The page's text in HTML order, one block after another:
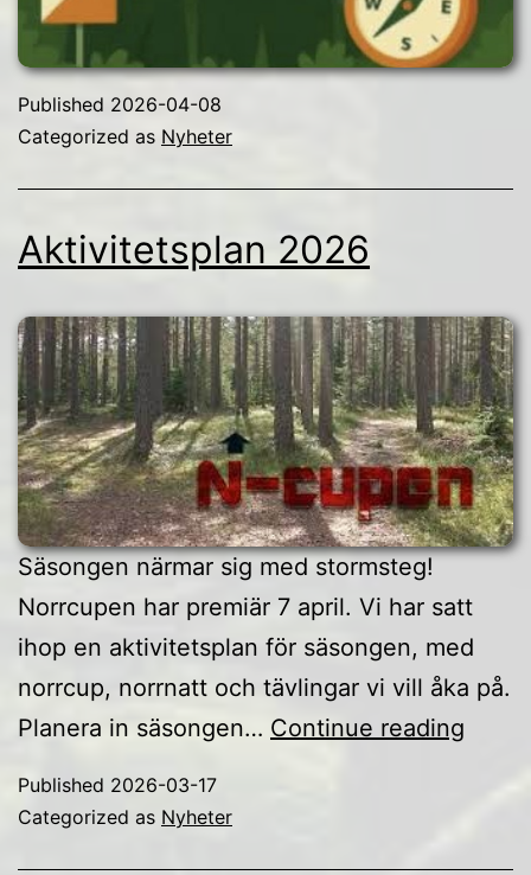
Published 2026-04-08
Categorized as Nyheter
Aktivitetsplan 2026
Säsongen närmar sig med stormsteg!
Norrcupen har premiär 7 april. Vi har satt
ihop en aktivitetsplan för säsongen, med
norrcup, norrnatt och tävlingar vi vill åka på.
Planera in säsongen… Continue reading
Published 2026-03-17
Categorized as Nyheter